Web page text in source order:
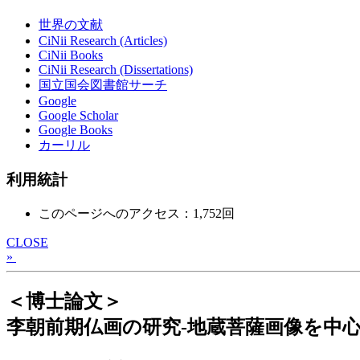
世界の文献
CiNii Research (Articles)
CiNii Books
CiNii Research (Dissertations)
国立国会図書館サーチ
Google
Google Scholar
Google Books
カーリル
利用統計
このページへのアクセス：1,752回
CLOSE
»
＜博士論文＞
李朝前期仏画の研究-地蔵菩薩画像を中